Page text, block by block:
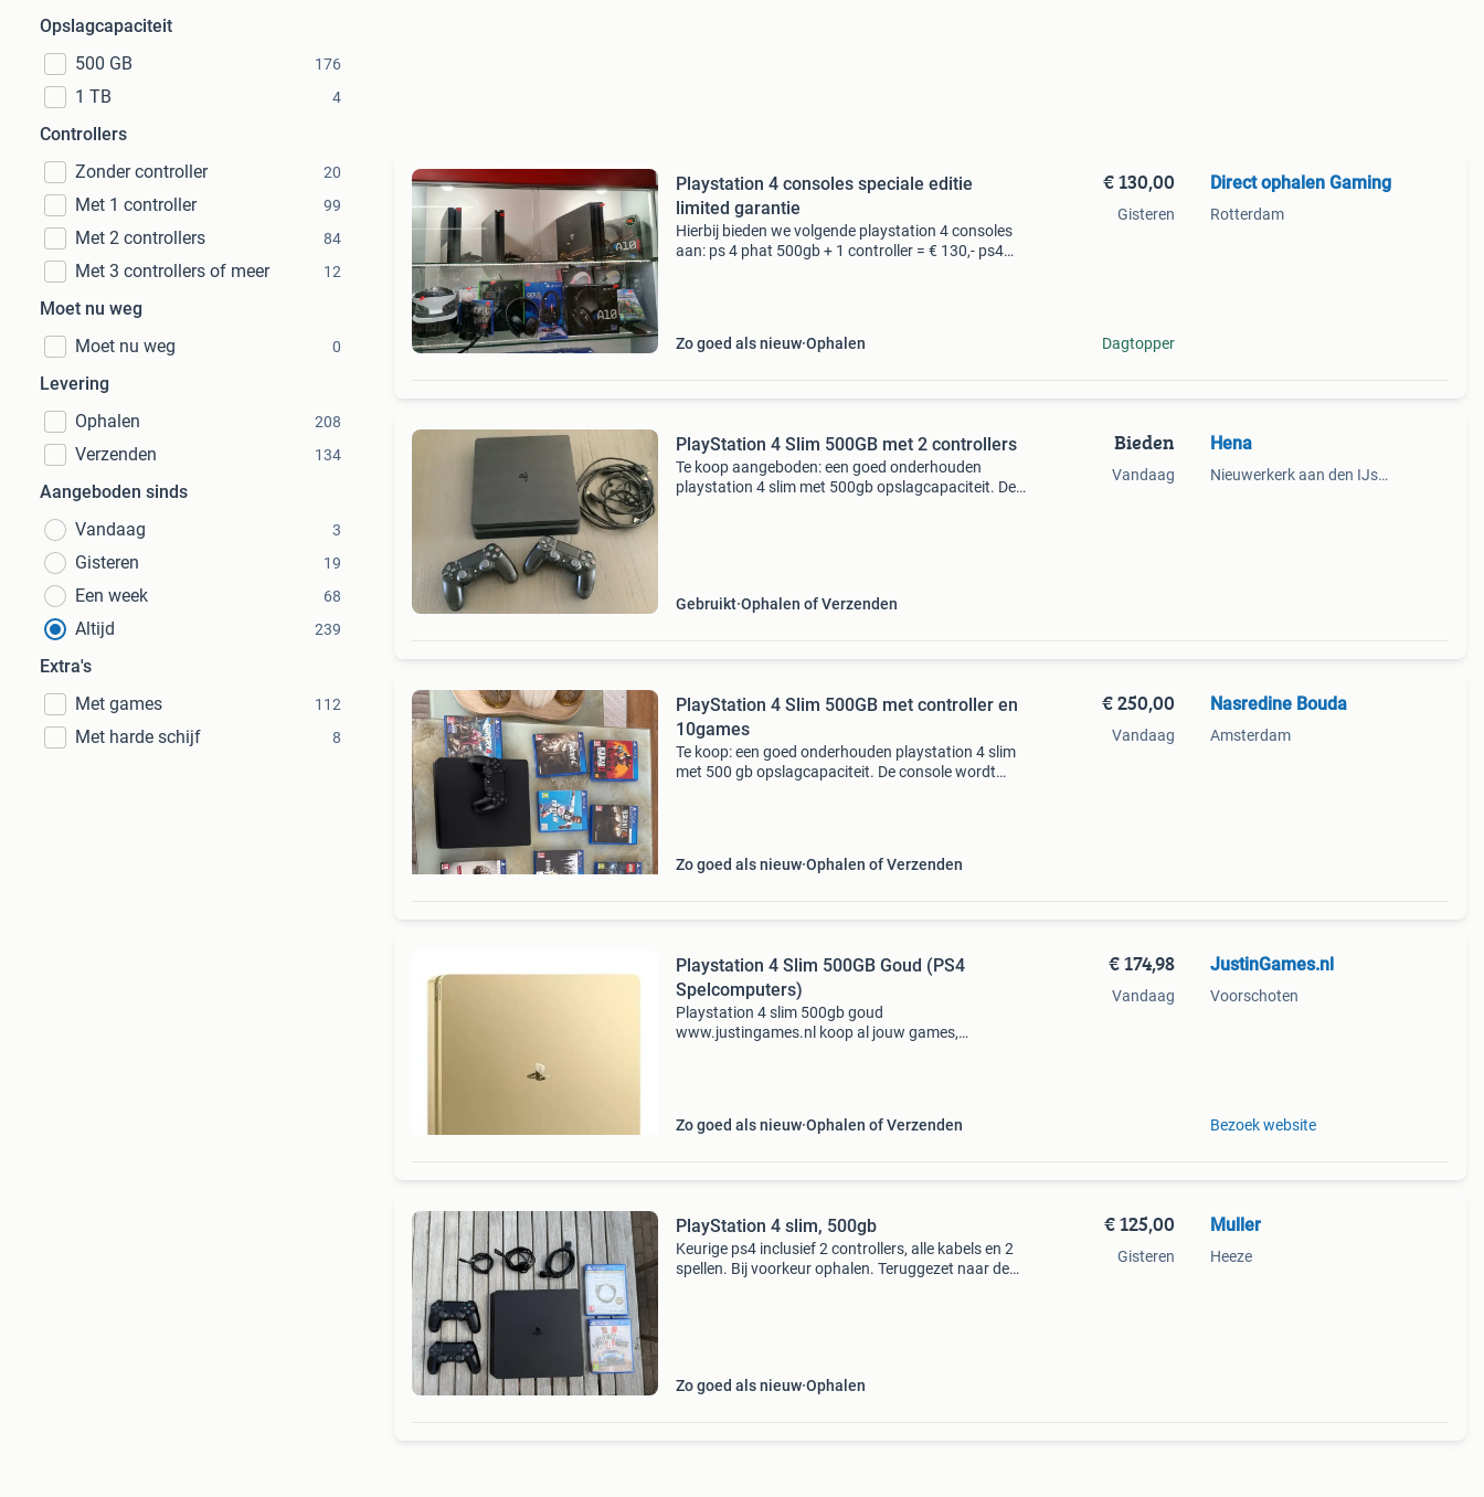
Opslagcapaciteit
500 GB
176
1 TB 4
Controllers
Zonder controller
20
Met 1 controller 99
Met 2 controllers 84
Met 3 controllers of meer 12
Moet nu weg
Moet nu weg
0
Levering
Ophalen
208
Verzenden 134
Aangeboden sinds
Vandaag
3
Gisteren 19
Een week 68
Altijd 239
Extra's
Met games
112
Met harde schijf 8
Playstation 4 consoles speciale editie
limited garantie
Hierbij bieden we volgende playstation 4 consoles
aan: ps 4 phat 500gb + 1 controller = € 130,- ps4
Zo goed als nieuw Ophalen
€ 130,00
Gisteren
Dagtopper
Direct ophalen Gaming
Rotterdam
PlayStation 4 Slim 500GB met 2 controllers
Te koop aangeboden: een goed onderhouden
playstation 4 slim met 500gb opslagcapaciteit. De
Gebruikt Ophalen of Verzenden
Bieden
Vandaag
Hena
Nieuwerkerk aan den IJssel
PlayStation 4 Slim 500GB met controller en
10games
Te koop: een goed onderhouden playstation 4 slim
met 500 gb opslagcapaciteit. De console wordt
Zo goed als nieuw Ophalen of Verzenden
€ 250,00
Vandaag
Nasredine Bouda
Amsterdam
Playstation 4 Slim 500GB Goud (PS4
Spelcomputers)
Playstation 4 slim 500gb goud
www.justingames.nl koop al jouw games,
Zo goed als nieuw Ophalen of Verzenden
€ 174,98
Vandaag
JustinGames.nl
Voorschoten
Bezoek website
PlayStation 4 slim, 500gb
Keurige ps4 inclusief 2 controllers, alle kabels en 2
spellen. Bij voorkeur ophalen. Teruggezet naar de
Zo goed als nieuw Ophalen
€ 125,00
Gisteren
Muller
Heeze